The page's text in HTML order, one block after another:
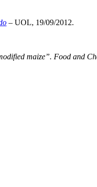
– UOL, 19/09/2012.
maize”. Food and